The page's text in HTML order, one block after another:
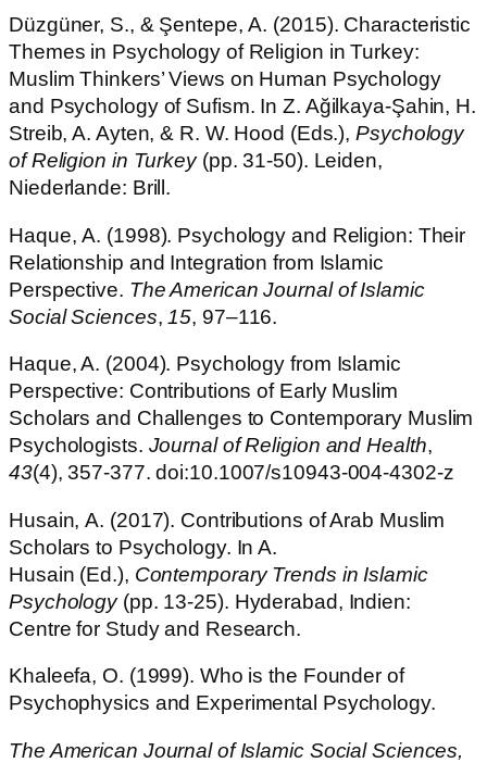
Düzgüner, S., & Şentepe, A. (2015). Characteristic
Themes in Psychology of Religion in Turkey:
Muslim Thinkers’ Views on Human Psychology
and Psychology of Sufism. In Z. Ağilkaya-Şahin, H.
Streib, A. Ayten, & R. W. Hood (Eds.),Psychology
of Religion in Turkey(pp. 31-50). Leiden,
Niederlande: Brill.
Haque, A. (1998). Psychology and Religion: Their
Relationship and Integration from Islamic
Perspective. The American Journal of Islamic
Social Sciences,15, 97–116.
Haque, A. (2004). Psychology from Islamic
Perspective: Contributions of Early Muslim
Scholars and Challenges to Contemporary Muslim
Psychologists. Journal of Religion and Health,
43(4), 357-377. doi:10.1007/s10943-004-4302-z
Husain, A. (2017). Contributions of Arab Muslim
Scholars to Psychology. In A.
Husain (Ed.), Contemporary Trends in Islamic
Psychology(pp. 13-25). Hyderabad, Indien:
Centre for Study and Research.
Khaleefa, O. (1999). Who is the Founder of
Psychophysics and Experimental Psychology.
The American Journal of Islamic Social Sciences,